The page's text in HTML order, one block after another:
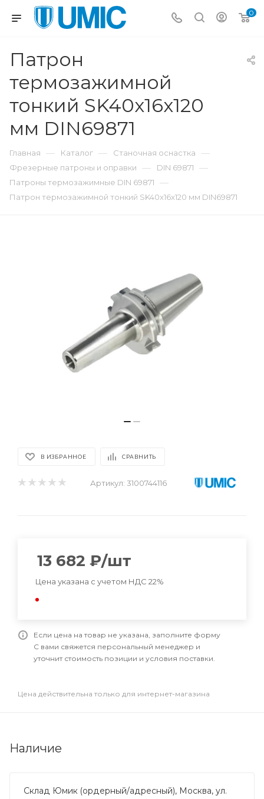
0
Патрон
термозажимной
тонкий SK40x16x120
мм DIN69871
Главная — Каталог — Станочная оснастка —
Фрезерные патроны и оправки — DIN 69871 —
Патроны термозажимные DIN 69871 —
Патрон термозажимной тонкий SK40x16x120 мм DIN69871
В ИЗБРАННОЕ СРАВНИТЬ
Артикул: 3100744116
13 682 ₽/шт
Цена указана с учетом НДС 22%
Если цена на товар не указана, заполните форму
С вами свяжется персональный менеджер и
уточнит стоимость позиции и условия поставки.
Цена действительна только для интернет-магазина
Наличие
Склад Юмик (ордерный/адресный), Москва, ул.